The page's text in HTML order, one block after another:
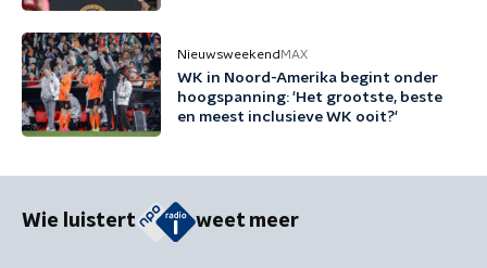
Nieuwsweekend MAX
WK in Noord-Amerika begint onder
hoogspanning: 'Het grootste, beste
en meest inclusieve WK ooit?'
Wie luistert weet meer